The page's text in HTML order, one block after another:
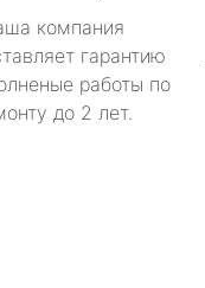
компания
гарантию
работы по
до 2 лет.